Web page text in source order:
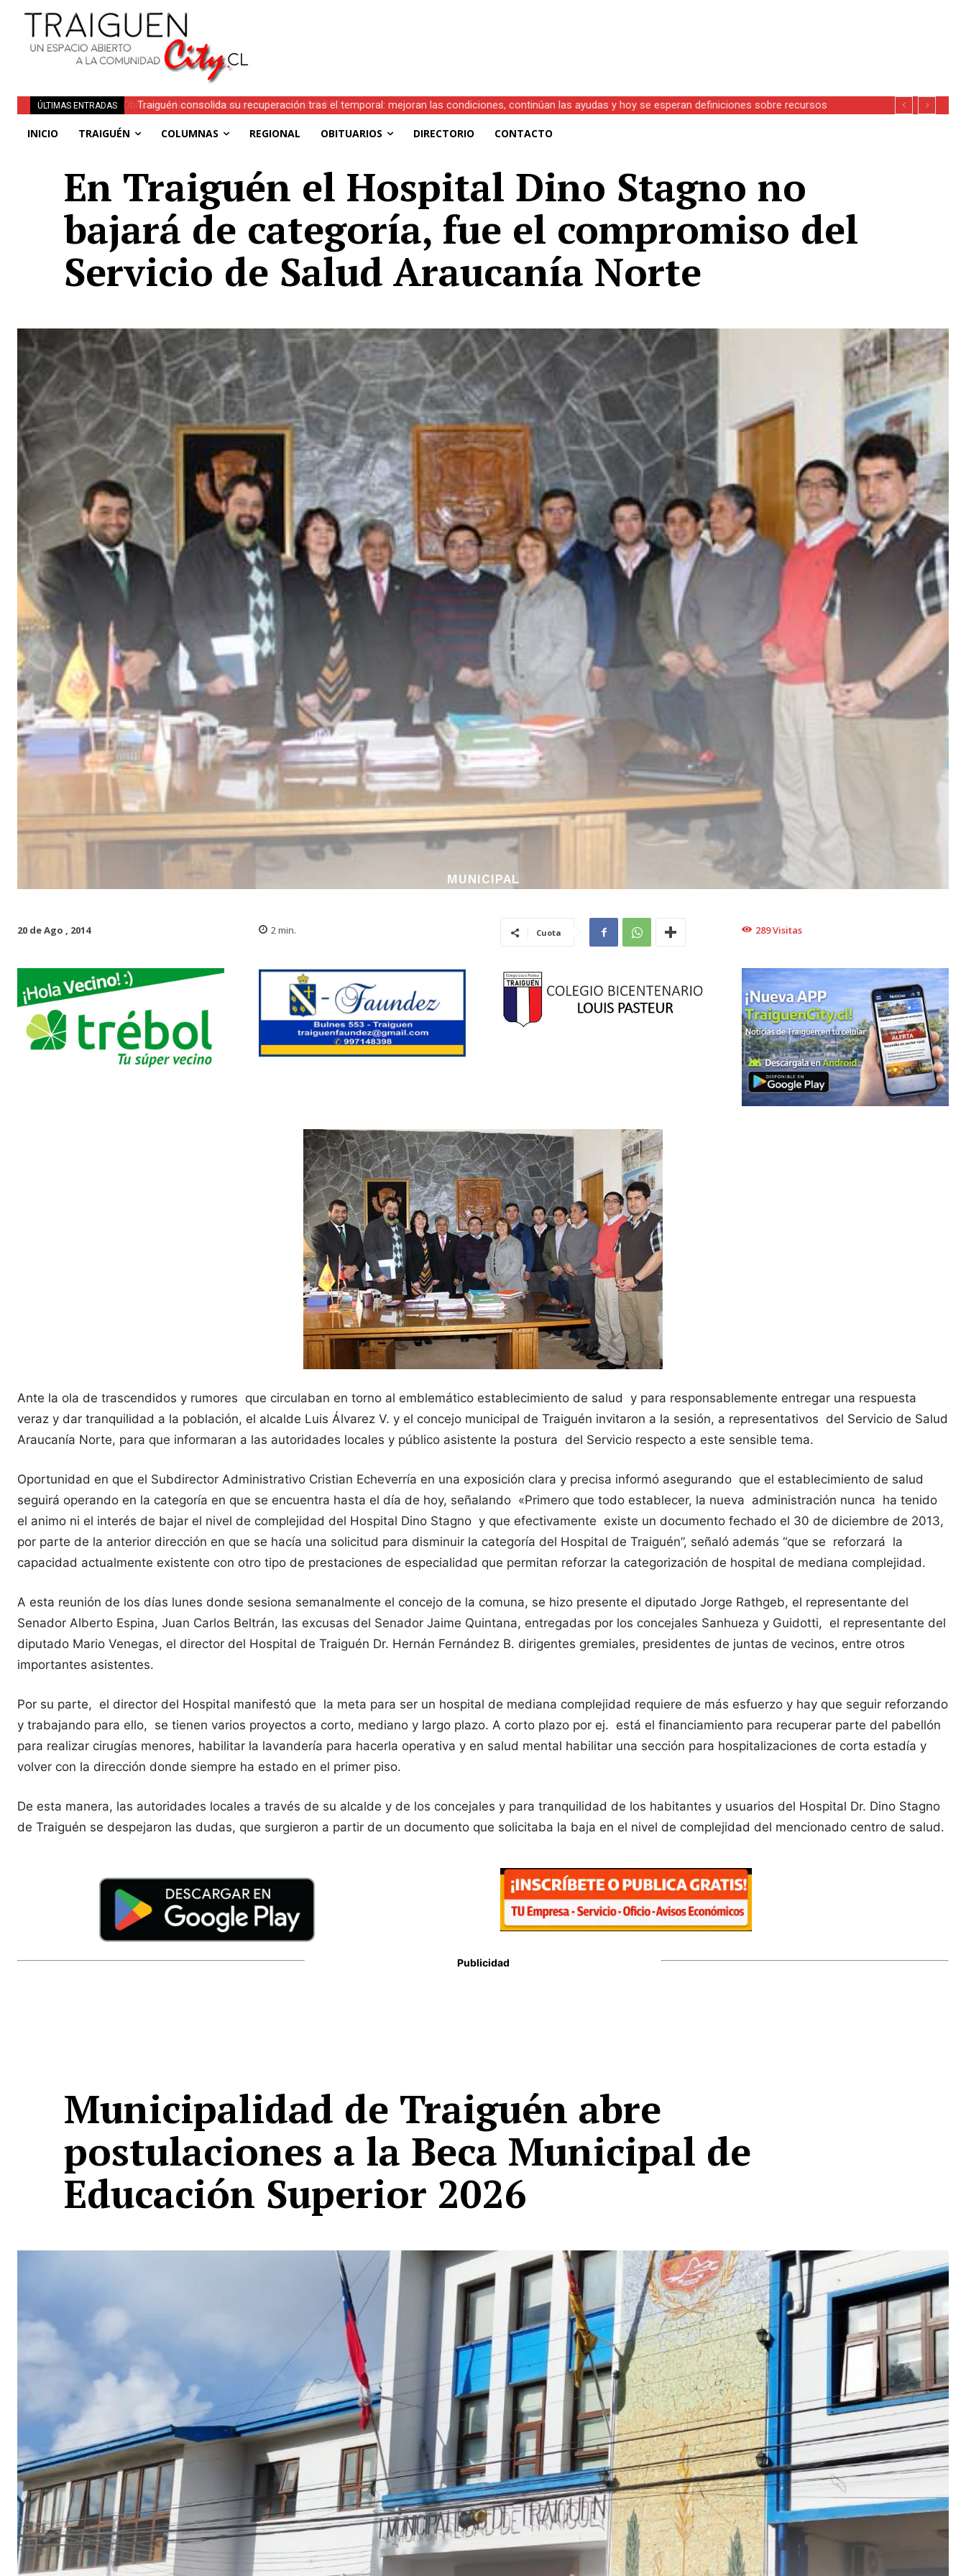
ÚLTIMAS ENTRADAS
Traiguén consolida su recuperación tras el temporal: mejoran las condiciones, continúan las ayudas y hoy se esperan definiciones sobre recursos
INICIO TRAIGUÉN COLUMNAS REGIONAL OBITUARIOS DIRECTORIO CONTACTO
En Traiguén el Hospital Dino Stagno no
bajará de categoría, fue el compromiso del
Servicio de Salud Araucanía Norte
MUNICIPAL
20 de Ago , 2014 2 min. Cuota 289Visitas
Ante la ola de trascendidos y rumores que circulaban en torno al emblemático establecimiento de salud y para responsablemente entregar una respuesta
veraz y dar tranquilidad a la población, el alcalde Luis Álvarez V. y el concejo municipal de Traiguén invitaron a la sesión, a representativos del Servicio de Salud
Araucanía Norte, para que informaran a las autoridades locales y público asistente la postura del Servicio respecto a este sensible tema.
Oportunidad en que el Subdirector Administrativo Cristian Echeverría en una exposición clara y precisa informó asegurando que el establecimiento de salud
seguirá operando en la categoría en que se encuentra hasta el día de hoy, señalando «Primero que todo establecer, la nueva administración nunca ha tenido
el animo ni el interés de bajar el nivel de complejidad del Hospital Dino Stagno y que efectivamente existe un documento fechado el 30 de diciembre de 2013,
por parte de la anterior dirección en que se hacía una solicitud para disminuir la categoría del Hospital de Traiguén”, señaló además “que se reforzará la
capacidad actualmente existente con otro tipo de prestaciones de especialidad que permitan reforzar la categorización de hospital de mediana complejidad.
A esta reunión de los días lunes donde sesiona semanalmente el concejo de la comuna, se hizo presente el diputado Jorge Rathgeb, el representante del
Senador Alberto Espina, Juan Carlos Beltrán, las excusas del Senador Jaime Quintana, entregadas por los concejales Sanhueza y Guidotti, el representante del
diputado Mario Venegas, el director del Hospital de Traiguén Dr. Hernán Fernández B. dirigentes gremiales, presidentes de juntas de vecinos, entre otros
importantes asistentes.
Por su parte, el director del Hospital manifestó que la meta para ser un hospital de mediana complejidad requiere de más esfuerzo y hay que seguir reforzando
y trabajando para ello, se tienen varios proyectos a corto, mediano y largo plazo. A corto plazo por ej. está el financiamiento para recuperar parte del pabellón
para realizar cirugías menores, habilitar la lavandería para hacerla operativa y en salud mental habilitar una sección para hospitalizaciones de corta estadía y
volver con la dirección donde siempre ha estado en el primer piso.
De esta manera, las autoridades locales a través de su alcalde y de los concejales y para tranquilidad de los habitantes y usuarios del Hospital Dr. Dino Stagno
de Traiguén se despejaron las dudas, que surgieron a partir de un documento que solicitaba la baja en el nivel de complejidad del mencionado centro de salud.
Publicidad